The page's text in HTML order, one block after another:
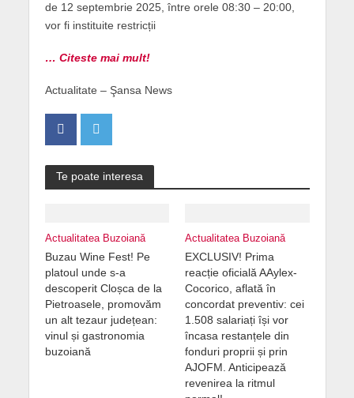
de 12 septembrie 2025, între orele 08:30 – 20:00,
vor fi instituite restricții
… Citeste mai mult!
Actualitate – Şansa News
Te poate interesa
Actualitatea Buzoiană
Buzau Wine Fest! Pe
platoul unde s-a
descoperit Cloșca de la
Pietroasele, promovăm
un alt tezaur județean:
vinul și gastronomia
buzoiană
Actualitatea Buzoiană
EXCLUSIV! Prima
reacție oficială AAylex-
Cocorico, aflată în
concordat preventiv: cei
1.508 salariați își vor
încasa restanțele din
fonduri proprii și prin
AJOFM. Anticipează
revenirea la ritmul